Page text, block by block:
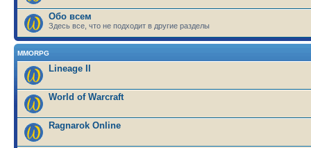
Обо всем
Здесь все, что не подходит в другие разделы
MMORPG
Lineage II
World of Warcraft
Ragnarok Online